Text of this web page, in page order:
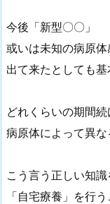
今後「新型〇〇」
或いは未知の病原
出て来たとしても基
どれくらいの期間続
病原体によって異な
こう言う正しい知識
「自宅療養」を行